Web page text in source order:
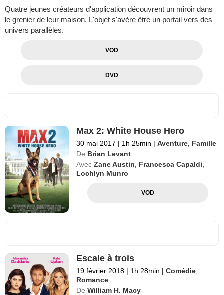
Quatre jeunes créateurs d'application découvrent un miroir dans
le grenier de leur maison. L'objet s'avère être un portail vers des
univers parallèles.
VOD
DVD
Max 2: White House Hero
30 mai 2017 | 1h 25min | Aventure Famille
De Brian Levant
Avec Zane Austin Francesca Capaldi
Lochlyn Munro
VOD
Escale à trois
19 février 2018 | 1h 28min | Comédie
Romance
De William H. Macy